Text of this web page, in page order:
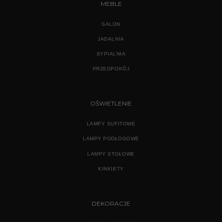
MEBLE
SALON
JADALNIA
SYPIALNIA
PRZEDPOKÓJ
OŚWIETLENIE
LAMPY SUFITOWE
LAMPY PODŁOGOWE
LAMPY STOŁOWE
KINKIETY
DEKORACJE